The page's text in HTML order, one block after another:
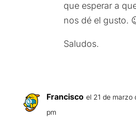
que esperar a
nos dé el gusto.
Saludos.
Francisco el 21 de marzo
pm